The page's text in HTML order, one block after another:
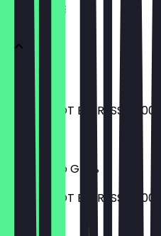
HOT COFFEE
Espresso
EXTRA SHOT ESPRESSO 1,00 €
2,80 €
Americano Groß
EXTRA SHOT ESPRESSO 1,00 €
4,70 €